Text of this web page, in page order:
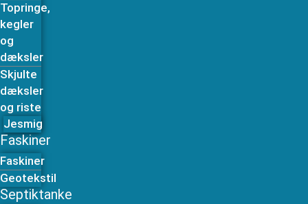
Topringe,
kegler
og
dæksler
Skjulte
dæksler
og riste
Jesmig
Faskiner
Faskiner
Geotekstil
Septiktanke